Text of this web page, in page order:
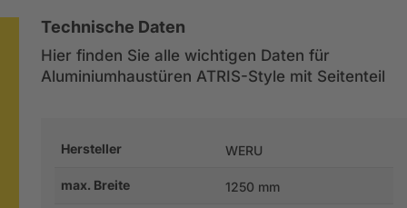
Technische Daten
Hier finden Sie alle wichtigen Daten für
Aluminiumhaustüren ATRIS-Style mit Seitenteil
Hersteller WERU
max. Breite 1250 mm